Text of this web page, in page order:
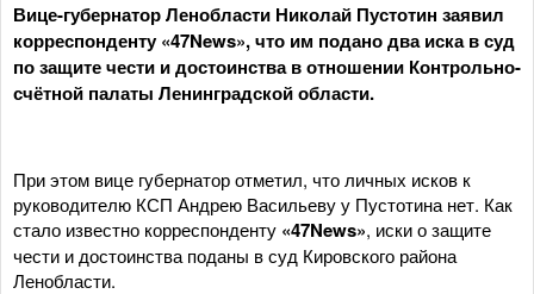
Вице-губернатор Ленобласти Николай Пустотин заявил
корреспонденту «47News», что им подано два иска в суд
по защите чести и достоинства в отношении Контрольно-
счётной палаты Ленинградской области.
При этом вице губернатор отметил, что личных исков к
руководителю КСП Андрею Васильеву у Пустотина нет. Как
стало известно корреспонденту «47News», иски о защите
чести и достоинства поданы в суд Кировского района
Ленобласти.